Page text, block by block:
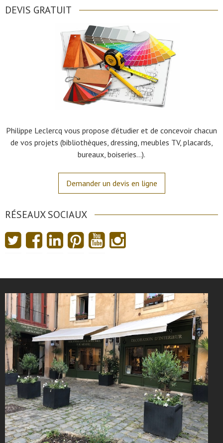
DEVIS GRATUIT
Philippe Leclercq vous propose d’étudier et de concevoir chacun
de vos projets (bibliothèques, dressing, meubles TV, placards,
bureaux, boiseries…).
Demander un devis en ligne
RÉSEAUX SOCIAUX